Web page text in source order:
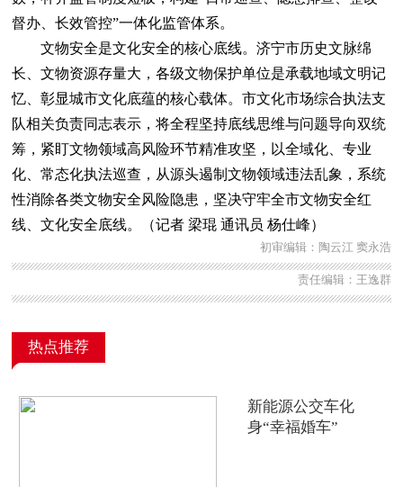
督办、长效管控”一体化监管体系。
文物安全是文化安全的核心底线。济宁市历史文脉绵
长、文物资源存量大，各级文物保护单位是承载地域文明记
忆、彰显城市文化底蕴的核心载体。市文化市场综合执法支
队相关负责同志表示，将全程坚持底线思维与问题导向双统
筹，紧盯文物领域高风险环节精准攻坚，以全域化、专业
化、常态化执法巡查，从源头遏制文物领域违法乱象，系统
性消除各类文物安全风险隐患，坚决守牢全市文物安全红
线、文化安全底线。（记者 梁琨 通讯员 杨仕峰）
初审编辑：陶云江 窦永浩
责任编辑：王逸群
热点推荐
新能源公交车化
身“幸福婚车”